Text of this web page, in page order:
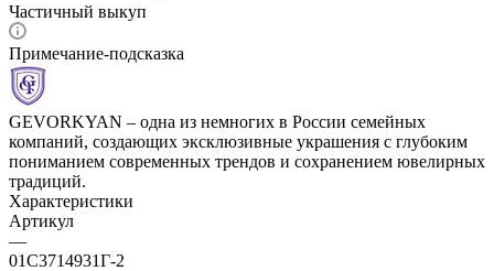
Частичный выкуп
Примечание-подсказка
GEVORKYAN – одна из немногих в России семейных
компаний, создающих эксклюзивные украшения с глубоким
пониманием современных трендов и сохранением ювелирных
традиций.
Характеристики
Артикул
—
01С3714931Г-2